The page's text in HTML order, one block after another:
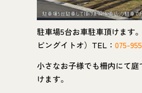
駐車場5台お車駐車頂けます
ビングイトオ）TEL： 075-
小さなお子様でも柵内にて庭
けます。